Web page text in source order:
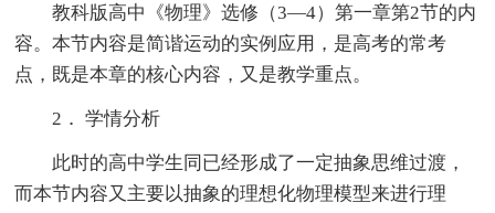
教科版高中《物理》选修（3—4）第一章第2节的内
容。本节内容是简谐运动的实例应用，是高考的常考
点，既是本章的核心内容，又是教学重点。
2． 学情分析
此时的高中学生同已经形成了一定抽象思维过渡，
而本节内容又主要以抽象的理想化物理模型来进行理